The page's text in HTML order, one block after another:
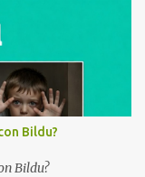
Bildu?
Bildu?